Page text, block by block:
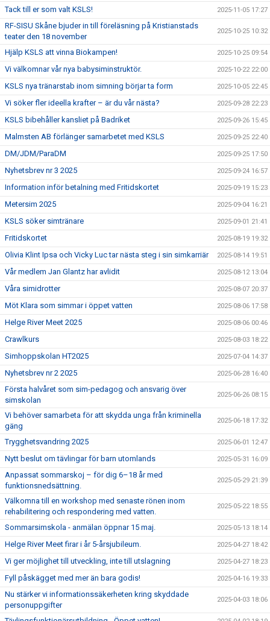
Tack till er som valt KSLS! 2025-11-05 17:27
RF-SISU Skåne bjuder in till föreläsning på Kristianstads
teater den 18 november
2025-10-25 10:32
Hjälp KSLS att vinna Biokampen! 2025-10-25 09:54
Vi välkomnar vår nya babysiminstruktör. 2025-10-22 22:00
KSLS nya tränarstab inom simning börjar ta form 2025-10-05 22:45
Vi söker fler ideella krafter – är du vår nästa? 2025-09-28 22:23
KSLS bibehåller kansliet på Badriket 2025-09-26 15:45
Malmsten AB förlänger samarbetet med KSLS 2025-09-25 22:40
DM/JDM/ParaDM 2025-09-25 17:50
Nyhetsbrev nr 3 2025 2025-09-24 16:57
Information inför betalning med Fritidskortet 2025-09-19 15:23
Metersim 2025 2025-09-04 16:21
KSLS söker simtränare 2025-09-01 21:41
Fritidskortet 2025-08-19 19:32
Olivia Klint Ipsa och Vicky Luc tar nästa steg i sin simkarriär 2025-08-14 19:51
Vår medlem Jan Glantz har avlidit 2025-08-12 13:04
Våra simidrotter 2025-08-07 20:37
Möt Klara som simmar i öppet vatten 2025-08-06 17:58
Helge River Meet 2025 2025-08-06 00:46
Crawlkurs 2025-08-03 18:22
Simhoppskolan HT2025 2025-07-04 14:37
Nyhetsbrev nr 2 2025 2025-06-28 16:40
Första halvåret som sim-pedagog och ansvarig över
simskolan
2025-06-26 08:15
Vi behöver samarbeta för att skydda unga från kriminella
gäng
2025-06-18 17:32
Trygghetsvandring 2025 2025-06-01 12:47
Nytt beslut om tävlingar för barn utomlands 2025-05-31 16:09
Anpassat sommarskoj – för dig 6–18 år med
funktionsnedsättning.
2025-05-29 21:39
Välkomna till en workshop med senaste rönen inom
rehabilitering och respondering med vatten.
2025-05-22 18:55
Sommarsimskola - anmälan öppnar 15 maj. 2025-05-13 18:14
Helge River Meet firar i år 5-årsjubileum. 2025-04-27 18:42
Vi ger möjlighet till utveckling, inte till utslagning 2025-04-27 18:23
Fyll påskägget med mer än bara godis! 2025-04-16 19:33
Nu stärker vi informationssäkerheten kring skyddade
personuppgifter
2025-04-03 18:06